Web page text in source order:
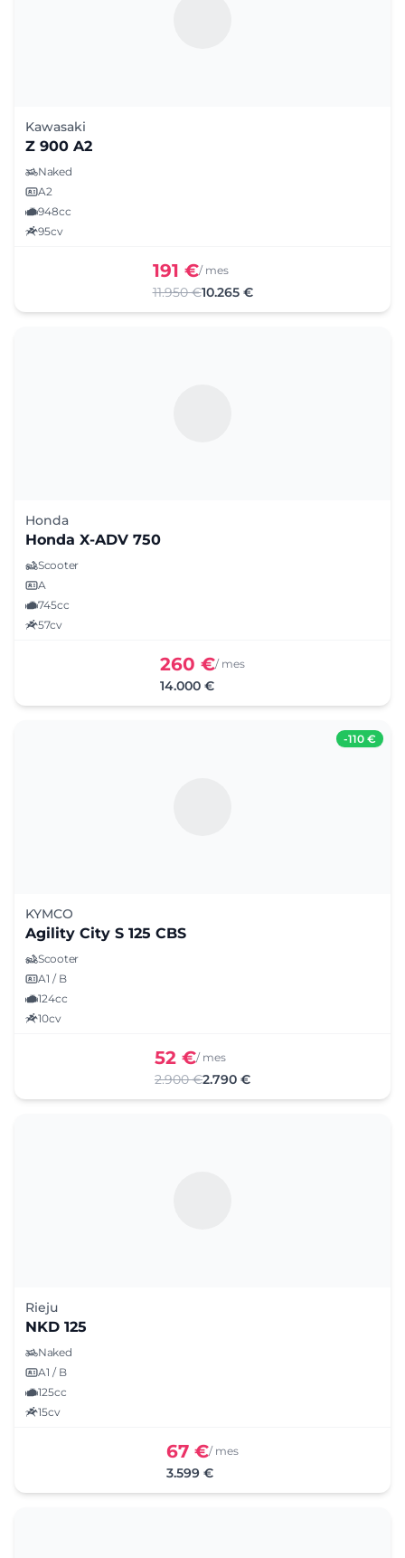
Kawasaki
Z 900 A2
Naked
A2
948cc
95cv
191 €/ mes
11.950 €10.265 €
Honda
Honda X-ADV 750
Scooter
A
745cc
57cv
260 €/ mes
14.000 €
-110 €
KYMCO
Agility City S 125 CBS
Scooter
A1 / B
124cc
10cv
52 €/ mes
2.900 €2.790 €
Rieju
NKD 125
Naked
A1 / B
125cc
15cv
67 €/ mes
3.599 €